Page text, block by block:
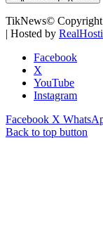
TikNews©
| Hosted by
Facebook
X
YouTube
Instagram
Facebook X
Back to top button